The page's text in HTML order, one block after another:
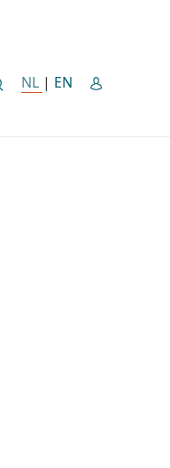
NL NEDERLANDSE
| EN ENGLISH